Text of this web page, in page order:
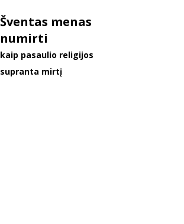
Šventas menas
numirti
kaip pasaulio religijos
supranta mirtį